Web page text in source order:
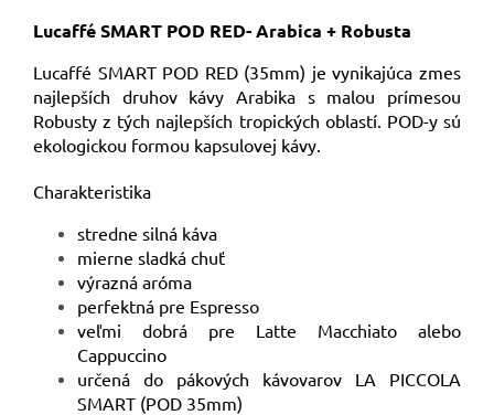
Lucaffé SMART POD RED- Arabica + Robusta
Lucaffé SMART POD RED (35mm) je vynikajúca zmes
najlepších druhov kávy Arabika s malou prímesou
Robusty z tých najlepších tropických oblastí. POD-y sú
ekologickou formou kapsulovej kávy.
Charakteristika
stredne silná káva
mierne sladká chuť
výrazná aróma
perfektná pre Espresso
veľmi dobrá pre Latte Macchiato alebo
Cappuccino
určená do pákových kávovarov LA PICCOLA
SMART (POD 35mm)